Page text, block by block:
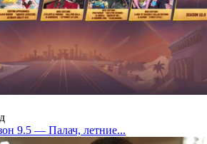
9.5 — Палач, летние...